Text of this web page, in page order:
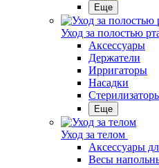
Еще
Уход за полостью
Аксессуары
Держатели
Ирригаторы
Насадки
Еще
Уход за телом
Аксессуары
Весы